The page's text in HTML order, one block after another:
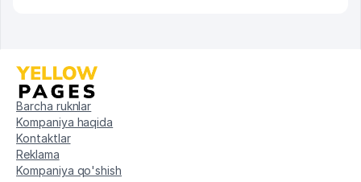
Barcha ruknlar
Kompaniya haqida
Kontaktlar
Reklama
Kompaniya qo'shish